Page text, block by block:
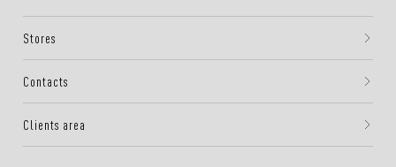
Stores
Contacts
Clients area